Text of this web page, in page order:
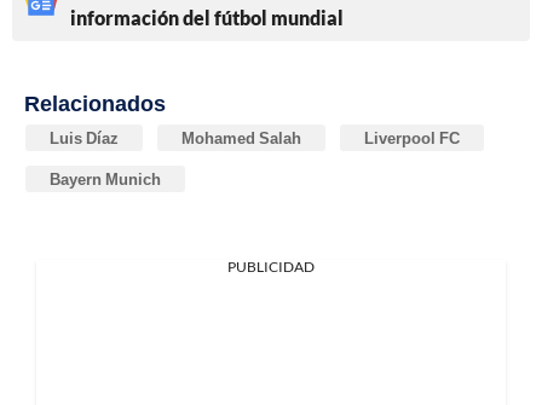
información del fútbol mundial
Relacionados
Luis Díaz Mohamed Salah Liverpool FC
Bayern Munich
PUBLICIDAD